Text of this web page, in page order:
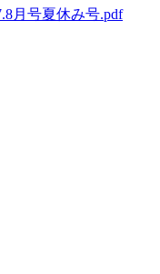
月号夏休み号.pdf